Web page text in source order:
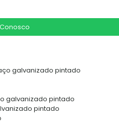
galvanizado pintado
galvanizado pintado
pintado